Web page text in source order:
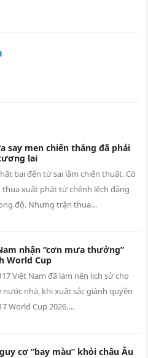
say men chiến thắng đã phải
lai
bại đến từ sai lầm chiến thuật. Có
xuất phát từ chênh lệch đẳng
độ. Nhưng trận thua…
nhận “cơn mưa thưởng”
World Cup
Việt Nam đã làm nên lịch sử cho
nước nhà, khi xuất sắc giành quyền
World Cup 2026….
cơ “bay màu” khỏi châu Âu